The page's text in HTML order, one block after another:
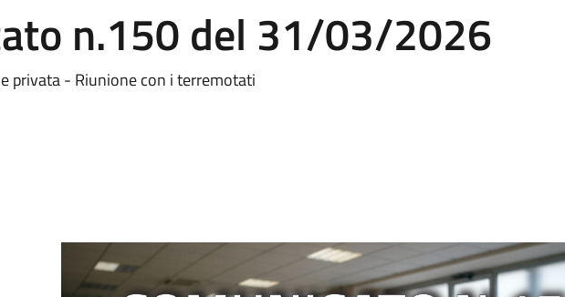
n.150 del 31/03/2026
privata - Riunione con i terremotati